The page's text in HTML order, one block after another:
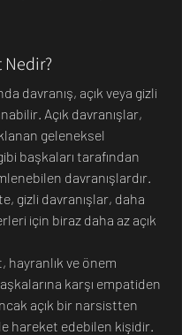
Nedir?
davranış, açık veya gizli
Açık davranışlar,
geleneksel
başkaları tarafından
davranışlardır.
gizli davranışlar, daha
için biraz daha az açık
hayranlık ve önem
karşı empatiden
açık bir narsistten
hareket edebilen kişidir.